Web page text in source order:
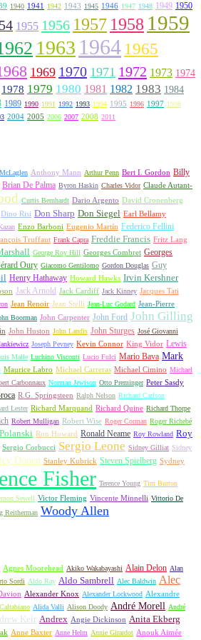
1940 1941 1942 1943 1945 1946 1947 1948 1949 1950
1955 1956 1957 1958 1959
1963 1964 1965
1969 1970 1971 1972 1973 1974
1978 1979 1980 1981 1982 1983 1984
1989 1990 1991 1992 1993 1994 1995 1996 1997 1998
2004 2005 2006 2007 2008 2011
Anthony Mann Arthur Penn Bert I. Gordon Billy
Brian De Palma Byron Haskin Charles Vidor Claude Autant-
Curtis Bernhardt Dario Argento David Cronenberg
Dino Risi Don Sharp Don Siegel Earl Bellamy
Enzo Barboni Eugenio Martín Federico Fellini
Truffaut Frank Capra Freddie Francis Fritz Lang
George Roy Hill Georges Combret Georges
Oury Giacomo Gentilomo Gordon Douglas Guy
Henry Hathaway Howard Hawks Irvin Kershner
Jack Arnold Jack Cardiff Jack Kinney Jacques Tati
Jean Renoir Jean Stelli Jean-Luc Godard Jean-Pierre
Boorman John Carpenter John Ford John Gilling
John Huston John Landis John Sturges José Giovanni
Joseph Pevney Kevin Connor King Vidor Lewis
Malle Luchino Visconti Lucio Fulci Mario Bava Mark
Maurice Labro Michael Carreras Michael Cimino Michael
Carbonnaux Norman Jewison Otto Preminger Peter Sasdy
R.G. Springsteen Ralph Nelson Richard Carlson
Lester Richard Marquand Richard Quine Richard Thorpe
Robert Mulligan Robert Wise Roger Corman Roger Richebé
Ron Howard Ronald Neame Roy Rowland Roy
Sergio Corbucci Sergio Leone Sidney Gilliat Sidney
Donen Stanley Kubrick Steven Spielberg Sydney
Fisher Terence Young Tim Burton
Sewell Victor Fleming Vincente Minnelli Vittorio De
Reitherman Woody Allen
Agnes Moorehead Akiko Wakabayashi Alain Delon Alan
Sordi Aldo Ray Aldo Sambrell Alec Baldwin Alec
Alexander Knox Alexander Lockwood Alexandre
Alida Valli Alison Doody André Morell André
Keir Andrex Angie Dickinson Anita Ekberg
Anne Baxter Anne Helm Annie Girardot Anouk Aimée